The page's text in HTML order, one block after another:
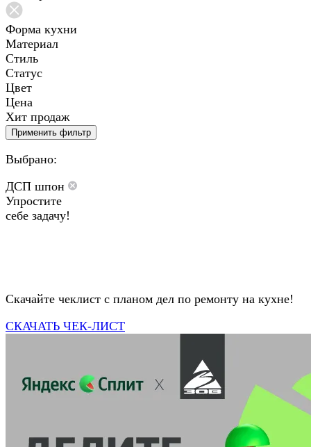
Форма кухни
Материал
Стиль
Статус
Цвет
Цена
Хит продаж
Применить фильтр
Выбрано:
ДСП шпон
Упростите
себе задачу!
Скачайте чеклист с планом дел по ремонту на кухне!
СКАЧАТЬ ЧЕК-ЛИСТ